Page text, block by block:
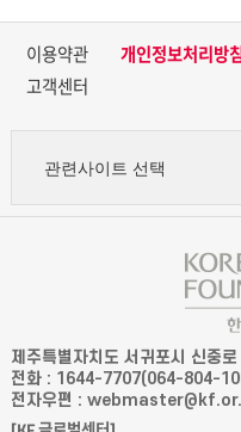
이용약관 개인정보처리방
고객센터
관련사이트 선택
제주특별자치도 서귀포시 신중
전화 : 1644-7707(064-804-
전자우편 :